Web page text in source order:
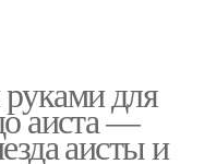
для
аиста —
аисты и